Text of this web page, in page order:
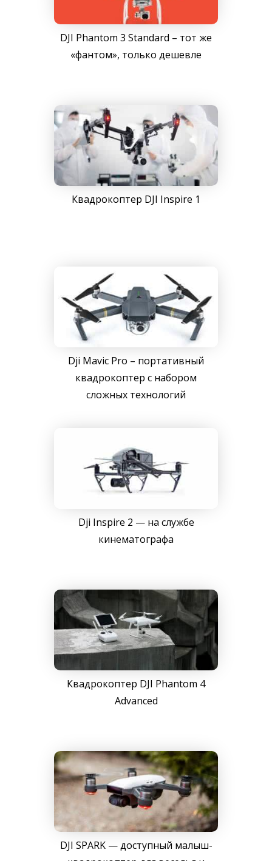
DJI Phantom 3 Standard – тот же
«фантом», только дешевле
Квадрокоптер DJI Inspire 1
Dji Mavic Pro – портативный
квадрокоптер с набором
сложных технологий
Dji Inspire 2 — на службе
кинематографа
Квадрокоптер DJI Phantom 4
Advanced
DJI SPARK — доступный малыш-